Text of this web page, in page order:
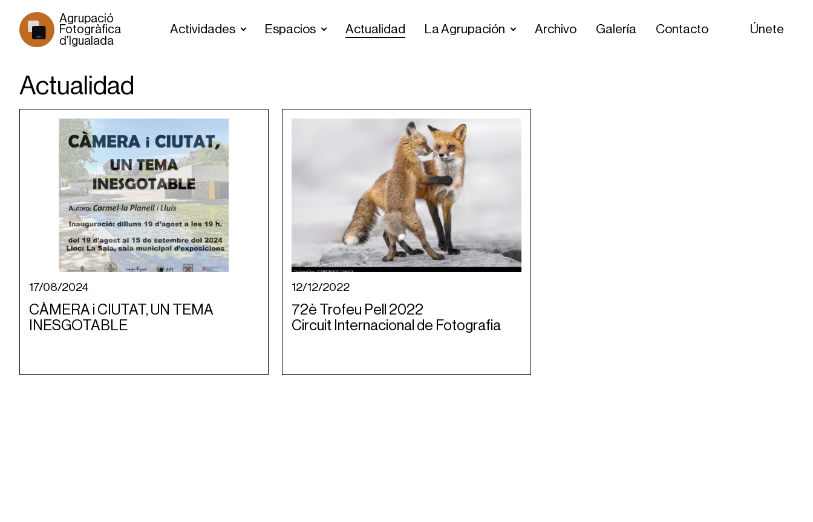
Agrupació
Fotogràfica
d'Igualada
1930 >
Actividades Espacios Actualidad La Agrupación Archivo Galería Contacto Únete
Actualidad
CÀMERA i CIUTAT, UN TEMA
INESGOTABLE
17/08/2024
72è Trofeu Pell 2022
Circuit Internacional de Fotografia
12/12/2022